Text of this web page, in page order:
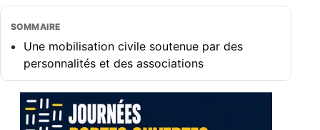
SOMMAIRE
Une mobilisation civile soutenue par des
personnalités et des associations